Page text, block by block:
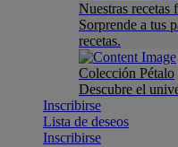
Nuestras recetas
Sorprende a tus
recetas.
Colección Pétalo
Descubre el
Inscribirse
Lista de deseos
Inscribirse